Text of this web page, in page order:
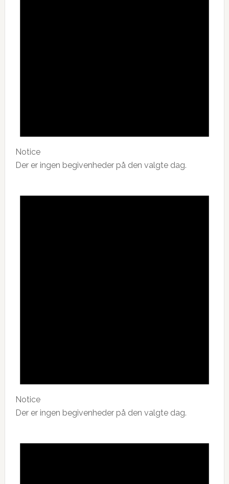
Notice
Der er ingen begivenheder på den valgte dag.
Notice
Der er ingen begivenheder på den valgte dag.